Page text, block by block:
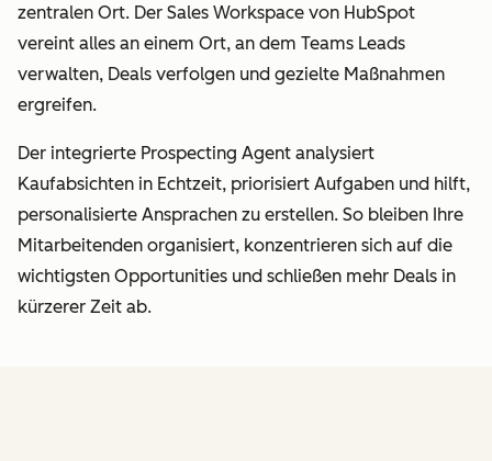
zentralen Ort. Der Sales Workspace von HubSpot
vereint alles an einem Ort, an dem Teams Leads
verwalten, Deals verfolgen und gezielte Maßnahmen
ergreifen.
Der integrierte Prospecting Agent analysiert
Kaufabsichten in Echtzeit, priorisiert Aufgaben und hilft,
personalisierte Ansprachen zu erstellen. So bleiben Ihre
Mitarbeitenden organisiert, konzentrieren sich auf die
wichtigsten Opportunities und schließen mehr Deals in
kürzerer Zeit ab.